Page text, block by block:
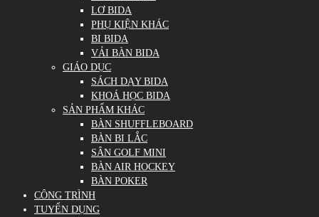
LƠ BIDA
PHỤ KIỆN KHÁC
BI BIDA
VẢI BÀN BIDA
GIÁO DỤC
SÁCH DẠY BIDA
KHOÁ HỌC BIDA
SẢN PHẨM KHÁC
BÀN SHUFFLEBOARD
BÀN BI LẮC
SÂN GOLF MINI
BÀN AIR HOCKEY
BÀN POKER
CÔNG TRÌNH
TUYỂN DỤNG